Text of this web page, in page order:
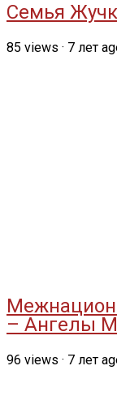
Семья
85 views · 7 лет
– Ангелы
96 views · 7 лет